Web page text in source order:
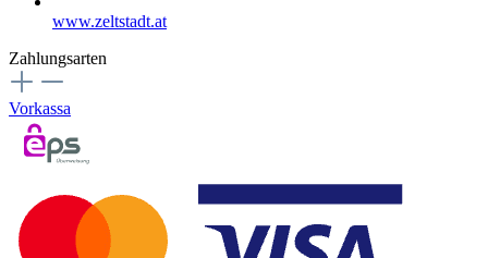
www.zeltstadt.at
Zahlungsarten
Vorkassa